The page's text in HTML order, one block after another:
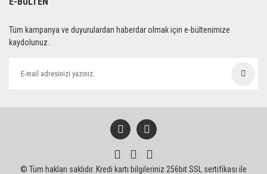
Tüm kampanya ve duyurulardan haberdar olmak için e-bültenimize
kaydolunuz.
© Tüm hakları saklıdır. Kredi kartı bilgileriniz 256bit SSL sertifikası ile